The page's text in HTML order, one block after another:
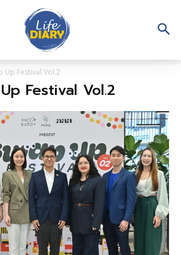
Up Festival Vol.2
Festival Vol.2